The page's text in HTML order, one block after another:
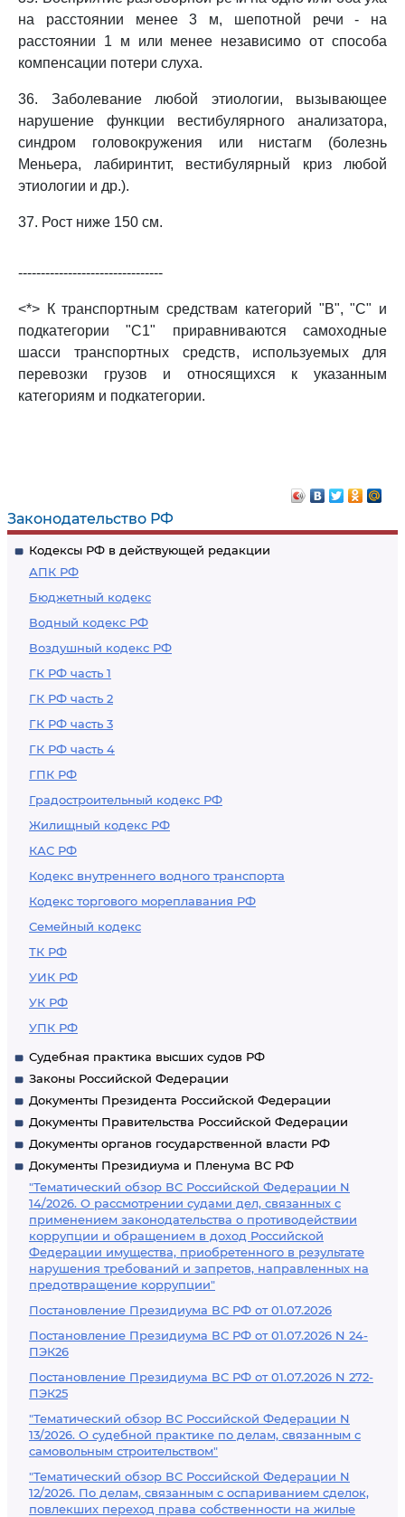
Законодательство РФ
Кодексы РФ в действующей редакции
АПК РФ
Бюджетный кодекс
Водный кодекс РФ
Воздушный кодекс РФ
ГК РФ часть 1
ГК РФ часть 2
ГК РФ часть 3
ГК РФ часть 4
ГПК РФ
Градостроительный кодекс РФ
Жилищный кодекс РФ
КАС РФ
Кодекс внутреннего водного транспорта
Кодекс торгового мореплавания РФ
Семейный кодекс
ТК РФ
УИК РФ
УК РФ
УПК РФ
Судебная практика высших судов РФ
Законы Российской Федерации
Документы Президента Российской Федерации
Документы Правительства Российской Федерации
Документы органов государственной власти РФ
Документы Президиума и Пленума ВС РФ
"Тематический обзор ВС Российской Федерации N
14/2026. О рассмотрении судами дел, связанных с
применением законодательства о противодействии
коррупции и обращением в доход Российской
Федерации имущества, приобретенного в результате
нарушения требований и запретов, направленных на
предотвращение коррупции"
Постановление Президиума ВС РФ от 01.07.2026
Постановление Президиума ВС РФ от 01.07.2026 N 24-
ПЭК26
Постановление Президиума ВС РФ от 01.07.2026 N 272-
ПЭК25
"Тематический обзор ВС Российской Федерации N
13/2026. О судебной практике по делам, связанным с
самовольным строительством"
"Тематический обзор ВС Российской Федерации N
12/2026. По делам, связанным с оспариванием сделок,
повлекших переход права собственности на жилые
на расстоянии менее 3 м, шепотной речи - на
расстоянии 1 м или менее независимо от способа
компенсации потери слуха.
36. Заболевание любой этиологии, вызывающее
нарушение функции вестибулярного анализатора,
синдром головокружения или нистагм (болезнь
Меньера, лабиринтит, вестибулярный криз любой
этиологии и др.).
37. Рост ниже 150 см.
--------------------------------
<*> К транспортным средствам категорий "B", "C" и
подкатегории "C1" приравниваются самоходные
шасси транспортных средств, используемых для
перевозки грузов и относящихся к указанным
категориям и подкатегории.